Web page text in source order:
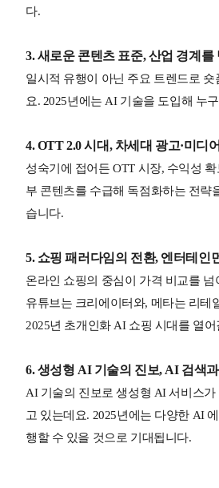
다.
3. 새로운 콘텐츠 표준, 산업 경계를
일시적 유행이 아닌 주요 트렌드로
요. 2025년에는 AI 기술을 도입해 누
4. OTT 2.0 시대, 차세대 광고·미디
성숙기에 접어든 OTT 시장, 수익성
부 콘텐츠를 수급해 독점화하는 전략
습니다.
5. 쇼핑 패러다임의 전환, 엔터테인
온라인 쇼핑의 중심이 가격 비교를
유튜브는 크리에이터와, 메타는 리테
2025년 초개인화 AI 쇼핑 시대를 열
6. 생성형 AI 기술의 진보, AI 검색
AI 기술의 진보로 생성형 AI 서비스
고 있는데요. 2025년에는 다양한 AI
행할 수 있을 것으로 기대됩니다.